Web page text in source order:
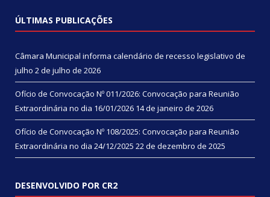
ÚLTIMAS PUBLICAÇÕES
Câmara Municipal informa calendário de recesso legislativo de
julho 2 de julho de 2026
Ofício de Convocação Nº 011/2026: Convocação para Reunião
Extraordinária no dia 16/01/2026 14 de janeiro de 2026
Ofício de Convocação Nº 108/2025: Convocação para Reunião
Extraordinária no dia 24/12/2025 22 de dezembro de 2025
DESENVOLVIDO POR CR2